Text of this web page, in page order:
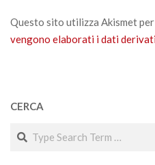
Questo sito utilizza Akismet
vengono elaborati i dati
CERCA
Search